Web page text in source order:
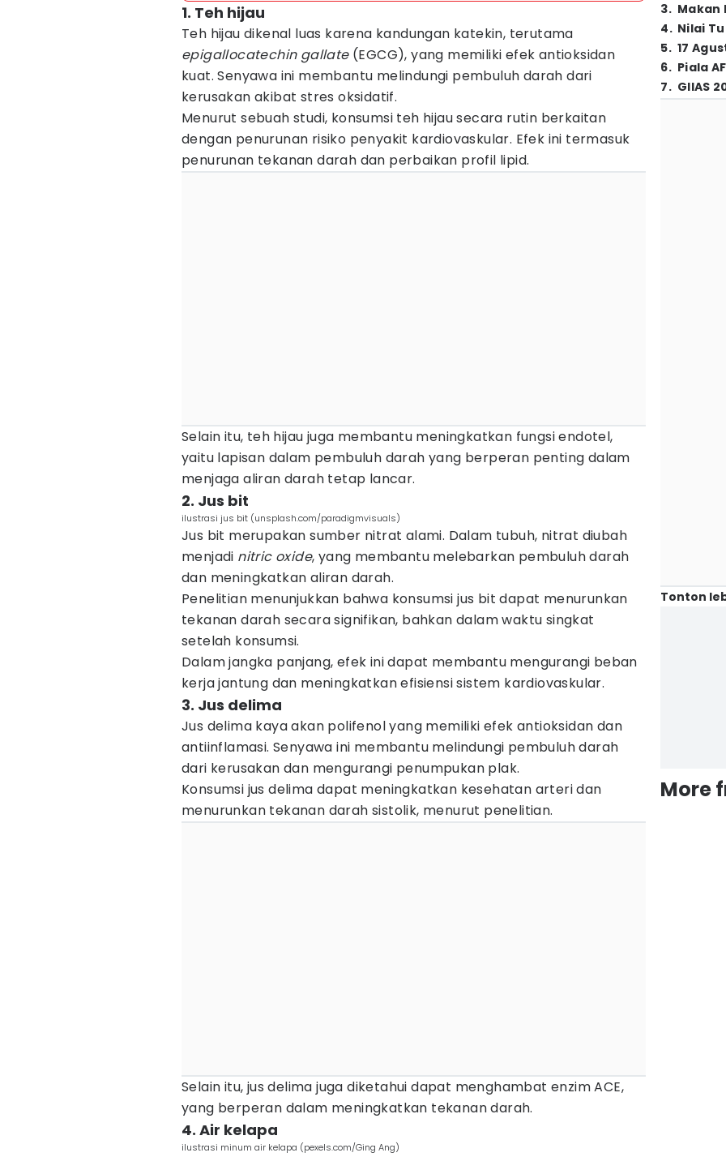
1. Teh hijau
Teh hijau dikenal luas karena kandungan katekin, terutama
epigallocatechin gallate(EGCG), yang memiliki efek antioksidan
kuat. Senyawa ini membantu melindungi pembuluh darah dari
kerusakan akibat stres oksidatif.
Menurut sebuah studi, konsumsi teh hijau secara rutin berkaitan
dengan penurunan risiko penyakit kardiovaskular. Efek ini termasuk
penurunan tekanan darah dan perbaikan profil lipid.
Selain itu, teh hijau juga membantu meningkatkan fungsi endotel,
yaitu lapisan dalam pembuluh darah yang berperan penting dalam
menjaga aliran darah tetap lancar.
2. Jus bit
ilustrasi jus bit (unsplash.com/paradigmvisuals)
Jus bit merupakan sumber nitrat alami. Dalam tubuh, nitrat diubah
menjadi nitric oxide, yang membantu melebarkan pembuluh darah
dan meningkatkan aliran darah.
Penelitian menunjukkan bahwa konsumsi jus bit dapat menurunkan
tekanan darah secara signifikan, bahkan dalam waktu singkat
setelah konsumsi.
Dalam jangka panjang, efek ini dapat membantu mengurangi beban
kerja jantung dan meningkatkan efisiensi sistem kardiovaskular.
3. Jus delima
Jus delima kaya akan polifenol yang memiliki efek antioksidan dan
antiinflamasi. Senyawa ini membantu melindungi pembuluh darah
dari kerusakan dan mengurangi penumpukan plak.
Konsumsi jus delima dapat meningkatkan kesehatan arteri dan
menurunkan tekanan darah sistolik, menurut penelitian.
Selain itu, jus delima juga diketahui dapat menghambat enzim ACE,
yang berperan dalam meningkatkan tekanan darah.
4. Air kelapa
ilustrasi minum air kelapa (pexels.com/Ging Ang)
3. Makan
4. Nilai
5. 17
6. Piala
7. GIIAS
Tonton
More